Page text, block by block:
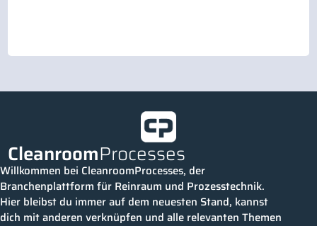
CleanroomProcesses
Willkommen bei CleanroomProcesses, der
Branchenplattform für Reinraum und Prozesstechnik.
Hier bleibst du immer auf dem neuesten Stand, kannst
dich mit anderen verknüpfen und alle relevanten Themen